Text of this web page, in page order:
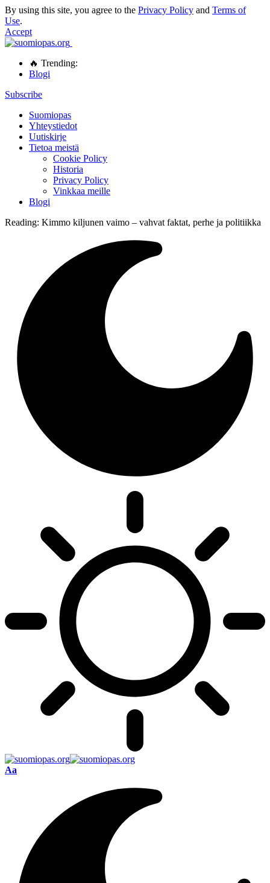
By using this site, you agree to the Privacy Policy and Terms of
Use.
Accept
🔥 Trending:
Blogi
Subscribe
Suomiopas
Yhteystiedot
Uutiskirje
Tietoa meistä
Cookie Policy
Historia
Privacy Policy
Vinkkaa meille
Blogi
Reading: Kimmo kiljunen vaimo – vahvat faktat, perhe ja politiikka
Font
Aa